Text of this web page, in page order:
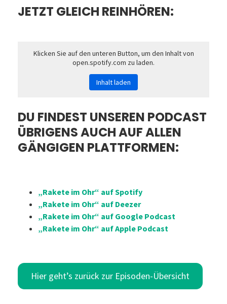
JETZT GLEICH REINHÖREN:
Klicken Sie auf den unteren Button, um den Inhalt von
open.spotify.com zu laden.
Inhalt laden
DU FINDEST UNSEREN PODCAST
ÜBRIGENS AUCH AUF ALLEN
GÄNGIGEN PLATTFORMEN:
„Rakete im Ohr“ auf Spotify
„Rakete im Ohr“ auf Deezer
„Rakete im Ohr“ auf Google Podcast
„Rakete im Ohr“ auf Apple Podcast
Hier geht’s zurück zur Episoden-Übersicht